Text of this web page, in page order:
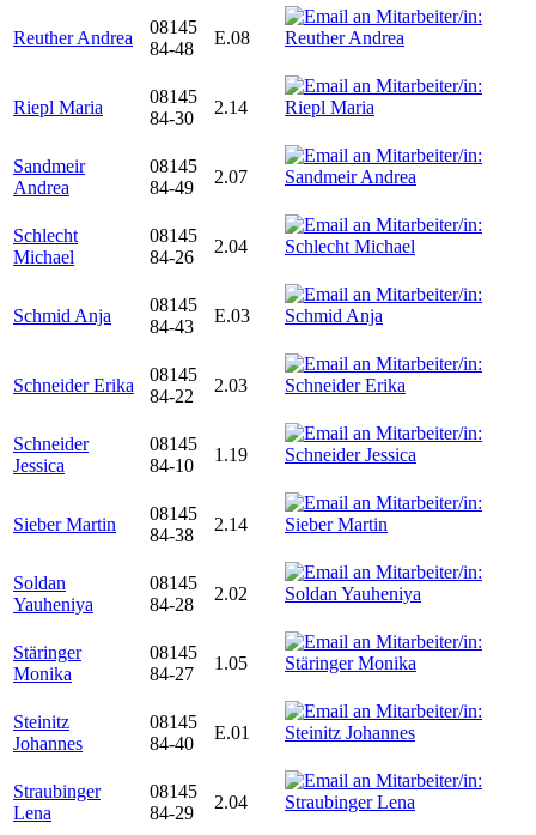
Reuther Andrea
08145
84-48
E.08
Riepl Maria
08145
84-30
2.14
Sandmeir
Andrea
08145
84-49
2.07
Schlecht
Michael
08145
84-26
2.04
Schmid Anja
08145
84-43
E.03
Schneider Erika
08145
84-22
2.03
Schneider
Jessica
08145
84-10
1.19
Sieber Martin
08145
84-38
2.14
Soldan
Yauheniya
08145
84-28
2.02
Stäringer
Monika
08145
84-27
1.05
Steinitz
Johannes
08145
84-40
E.01
Straubinger
Lena
08145
84-29
2.04